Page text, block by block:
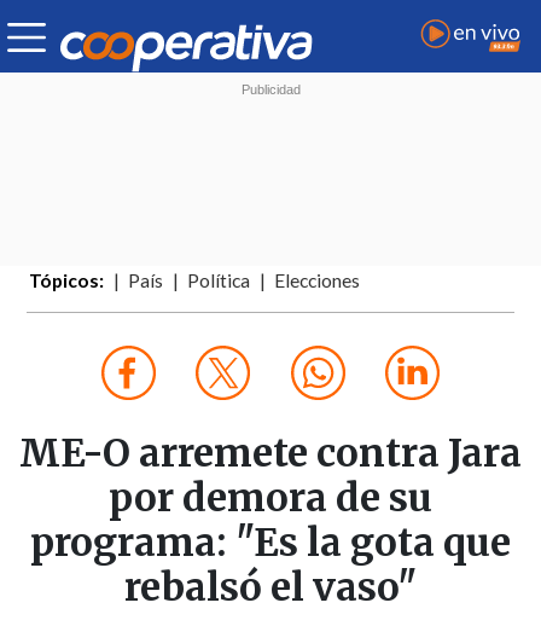
Tópicos: País Política Elecciones
ME-O arremete contra Jara
por demora de su
programa: "Es la gota que
rebalsó el vaso"